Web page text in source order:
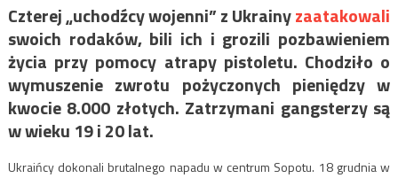
Czterej „uchodźcy wojenni” z Ukrainyzaatakowali
swoich rodaków, bili ich i grozili pozbawieniem
życia przy pomocy atrapy pistoletu. Chodziło o
wymuszenie zwrotu pożyczonych pieniędzy w
kwocie 8.000 złotych. Zatrzymani gangsterzy są
w wieku 19 i 20 lat.
Ukraińcy dokonali brutalnego napadu w centrum Sopotu. 18 grudnia w